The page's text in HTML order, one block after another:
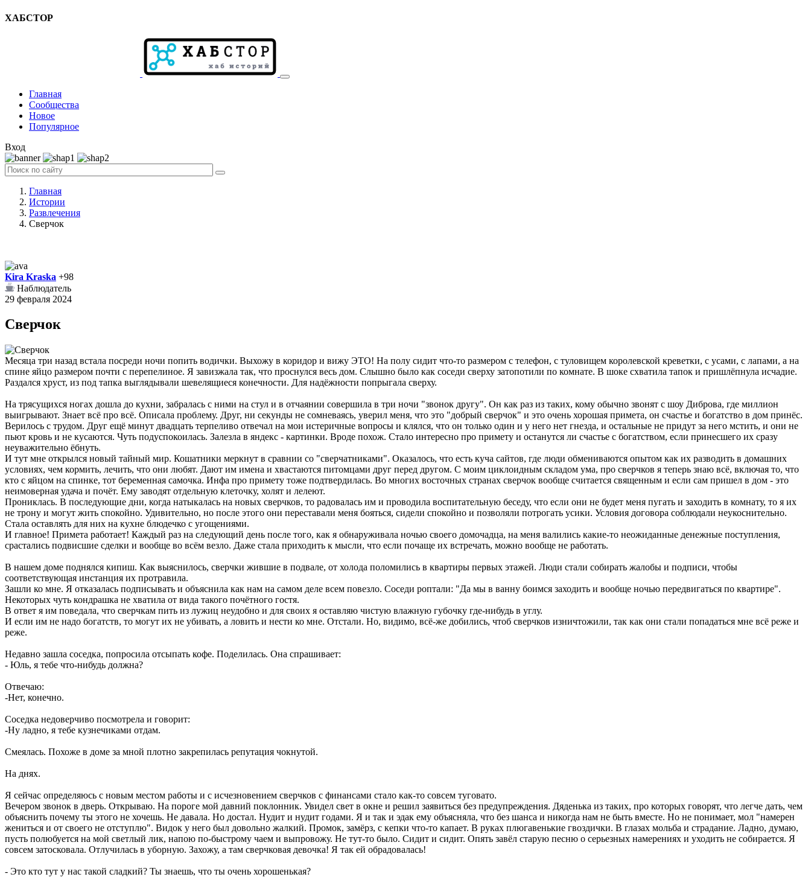
ХАБСТОР
Главная
Сообщества
Новое
Популярное
Вход
Главная
Истории
Развлечения
Сверчок
Kira Kraska +98
Наблюдатель
29 февраля 2024
Сверчок
Месяца три назад встала посреди ночи попить водички. Выхожу в коридор и вижу ЭТО! На полу сидит что-то размером с телефон, с туловищем королевской креветки, с усами, с лапами, а на
спине яйцо размером почти с перепелиное. Я завизжала так, что проснулся весь дом. Слышно было как соседи сверху затопотили по комнате. В шоке схватила тапок и пришлёпнула исчадие.
Раздался хруст, из под тапка выглядывали шевелящиеся конечности. Для надёжности попрыгала сверху.
На трясущихся ногах дошла до кухни, забралась с ними на стул и в отчаянии совершила в три ночи "звонок другу". Он как раз из таких, кому обычно звонят с шоу Диброва, где миллион
выигрывают. Знает всё про всё. Описала проблему. Друг, ни секунды не сомневаясь, уверил меня, что это "добрый сверчок" и это очень хорошая примета, он счастье и богатство в дом принёс.
Верилось с трудом. Друг ещё минут двадцать терпеливо отвечал на мои истеричные вопросы и клялся, что он только один и у него нет гнезда, и остальные не придут за него мстить, и они не
пьют кровь и не кусаются. Чуть подуспокоилась. Залезла в яндекс - картинки. Вроде похож. Стало интересно про примету и останутся ли счастье с богатством, если принесшего их сразу
неуважительно ёбнуть.
И тут мне открылся новый тайный мир. Кошатники меркнут в сравнии со "сверчатниками". Оказалось, что есть куча сайтов, где люди обмениваются опытом как их разводить в домашних
условиях, чем кормить, лечить, что они любят. Дают им имена и хвастаются питомцами друг перед другом. С моим циклоидным складом ума, про сверчков я теперь знаю всё, включая то, что
кто с яйцом на спинке, тот беременная самочка. Инфа про примету тоже подтвердилась. Во многих восточных странах сверчок вообще считается священным и если сам пришел в дом - это
неимоверная удача и почёт. Ему заводят отдельную клеточку, холят и лелеют.
Прониклась. В последующие дни, когда натыкалась на новых сверчков, то радовалась им и проводила воспитательную беседу, что если они не будет меня пугать и заходить в комнату, то я их
не трону и могут жить спокойно. Удивительно, но после этого они переставали меня бояться, сидели спокойно и позволяли потрогать усики. Условия договора соблюдали неукоснительно.
Стала оставлять для них на кухне блюдечко с угощениями.
И главное! Примета работает! Каждый раз на следующий день после того, как я обнаруживала ночью своего домочадца, на меня валились какие-то неожиданные денежные поступления,
срастались подвисшие сделки и вообще во всём везло. Даже стала приходить к мысли, что если почаще их встречать, можно вообще не работать.
В нашем доме поднялся кипиш. Как выяснилось, сверчки жившие в подвале, от холода поломились в квартиры первых этажей. Люди стали собирать жалобы и подписи, чтобы
соответствующая инстанция их протравила.
Зашли ко мне. Я отказалась подписывать и объяснила как нам на самом деле всем повезло. Соседи роптали: "Да мы в ванну боимся заходить и вообще ночью передвигаться по квартире".
Некоторых чуть кондрашка не хватила от вида такого почётного гостя.
В ответ я им поведала, что сверчкам пить из лужиц неудобно и для своих я оставляю чистую влажную губочку где-нибудь в углу.
И если им не надо богатств, то могут их не убивать, а ловить и нести ко мне. Отстали. Но, видимо, всё-же добились, чтоб сверчков изничтожили, так как они стали попадаться мне всё реже и
реже.
Недавно зашла соседка, попросила отсыпать кофе. Поделилась. Она спрашивает:
- Юль, я тебе что-нибудь должна?
Отвечаю:
-Нет, конечно.
Соседка недоверчиво посмотрела и говорит:
-Ну ладно, я тебе кузнечиками отдам.
Смеялась. Похоже в доме за мной плотно закрепилась репутация чокнутой.
На днях.
Я сейчас определяюсь с новым местом работы и с исчезновением сверчков с финансами стало как-то совсем туговато.
Вечером звонок в дверь. Открываю. На пороге мой давний поклонник. Увидел свет в окне и решил заявиться без предупреждения. Дяденька из таких, про которых говорят, что легче дать, чем
объяснить почему ты этого не хочешь. Не давала. Но достал. Нудит и нудит годами. Я и так и эдак ему объясняла, что без шанса и никогда нам не быть вместе. Но не понимает, мол "намерен
жениться и от своего не отступлю". Видок у него был довольно жалкий. Промок, замёрз, с кепки что-то капает. В руках плюгавенькие гвоздички. В глазах мольба и страдание. Ладно, думаю,
пусть полюбуется на мой светлый лик, напою по-быстрому чаем и выпровожу. Не тут-то было. Сидит и сидит. Опять завёл старую песню о серьезных намерениях и уходить не собирается. Я
совсем затосковала. Отлучилась в уборную. Захожу, а там сверчковая девочка! Я так ей обрадовалась!
- Это кто тут у нас такой сладкий? Ты знаешь, что ты очень хорошенькая?